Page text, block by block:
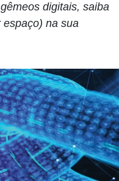
digitais, saiba
na sua